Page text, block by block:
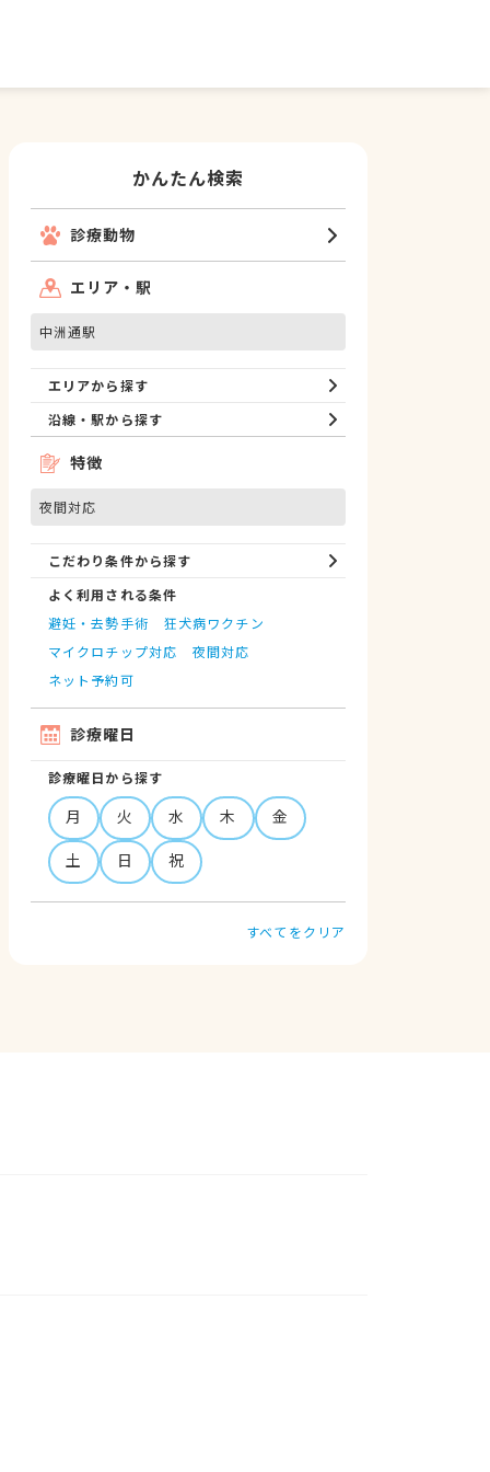
かんたん検索
診療動物
エリア・駅
中洲通駅
エリアから探す
沿線・駅から探す
特徴
夜間対応
こだわり条件から探す
よく利用される条件
避妊・去勢手術
狂犬病ワクチン
マイクロチップ対応
夜間対応
ネット予約可
診療曜日
診療曜日から探す
月 火 水 木
金
土
日 祝
すべてをクリア